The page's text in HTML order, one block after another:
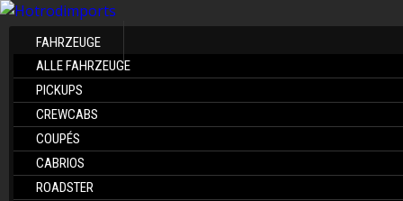
FAHRZEUGE
ALLE FAHRZEUGE
PICKUPS
CREWCABS
COUPÉS
CABRIOS
ROADSTER